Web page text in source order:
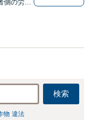
の労働
検索
物 違法